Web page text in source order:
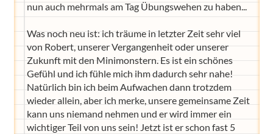
nun auch mehrmals am Tag Übungswehen zu haben...
Was noch neu ist: ich träume in letzter Zeit sehr viel
von Robert, unserer Vergangenheit oder unserer
Zukunft mit den Minimonstern. Es ist ein schönes
Gefühl und ich fühle mich ihm dadurch sehr nahe!
Natürlich bin ich beim Aufwachen dann trotzdem
wieder allein, aber ich merke, unsere gemeinsame Zeit
kann uns niemand nehmen und er wird immer ein
wichtiger Teil von uns sein! Jetzt ist er schon fast 5